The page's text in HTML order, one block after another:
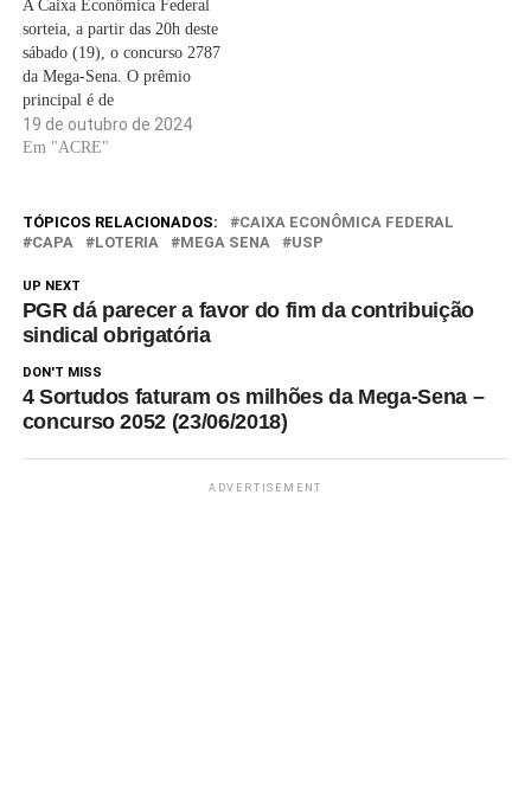
A Caixa Econômica Federal
sorteia, a partir das 20h deste
sábado (19), o concurso 2787
da Mega-Sena. O prêmio
principal é de
aproximadamente R$ 42
milhões. O sorteio ocorre no
transmissão ao vivo pela
RedeTV! e pelos canais da
19 de outubro de 2024
Em "ACRE"
TÓPICOS RELACIONADOS:
CAIXA ECONÔMICA FEDERAL
CAPA
LOTERIA MEGA SENA USP
UP NEXT
PGR dá parecer a favor do fim da contribuição
sindical obrigatória
DON'T MISS
4 Sortudos faturam os milhões da Mega-Sena –
concurso 2052 (23/06/2018)
ADVERTISEMENT